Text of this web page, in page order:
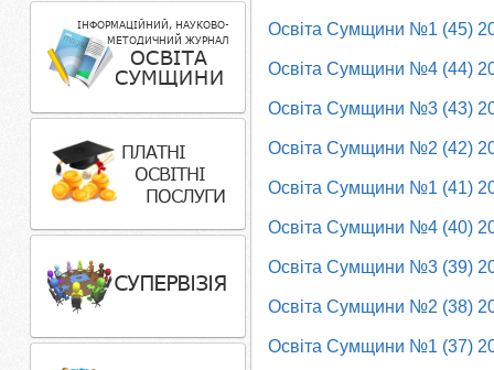
Освіта Сумщини №1 (45)
Освіта Сумщини №4 (44)
Освіта Сумщини №3 (43)
Освіта Сумщини №2 (42)
Освіта Сумщини №1 (41)
Освіта Сумщини №4 (40)
Освіта Сумщини №3 (39)
Освіта Сумщини №2 (38)
Освіта Сумщини №1 (37)